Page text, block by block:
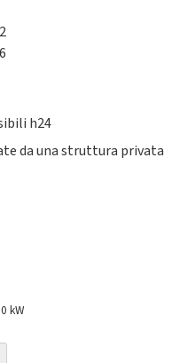
h24
da una struttura privata
kW